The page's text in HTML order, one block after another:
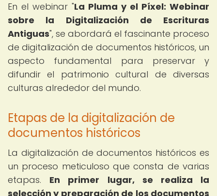
En el webinar "La Pluma y el Píxel: Webinar
sobre la Digitalización de Escrituras
Antiguas", se abordará el fascinante proceso
de digitalización de documentos históricos, un
aspecto fundamental para preservar y
difundir el patrimonio cultural de diversas
culturas alrededor del mundo.
Etapas de la digitalización de
documentos históricos
La digitalización de documentos históricos es
un proceso meticuloso que consta de varias
etapas. En primer lugar, se realiza la
selección y preparación de los documentos